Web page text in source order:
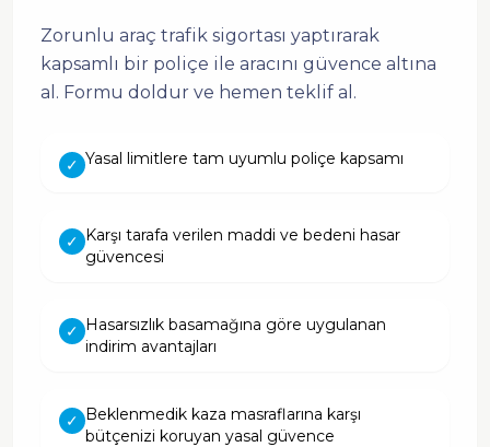
Zorunlu araç trafik sigortası yaptırarak
kapsamlı bir poliçe ile aracını güvence altına
al. Formu doldur ve hemen teklif al.
✓ Yasal limitlere tam uyumlu poliçe kapsamı
✓ Karşı tarafa verilen maddi ve bedeni hasar
güvencesi
✓ Hasarsızlık basamağına göre uygulanan
indirim avantajları
✓ Beklenmedik kaza masraflarına karşı
bütçenizi koruyan yasal güvence